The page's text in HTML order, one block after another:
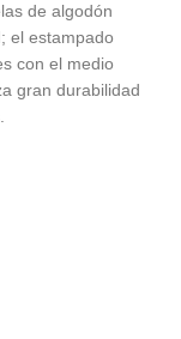
de algodón
el estampado
con el medio
gran durabilidad